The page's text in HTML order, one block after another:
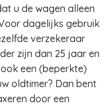
u de wagen alleen
dagelijks gebruik
verzekeraar
zijn dan 25 jaar en
een (beperkte)
oldtimer? Dan bent
door een